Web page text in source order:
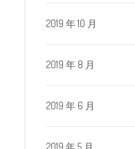
2019 年 10 月
2019 年 8 月
2019 年 6 月
2019 年 5 月